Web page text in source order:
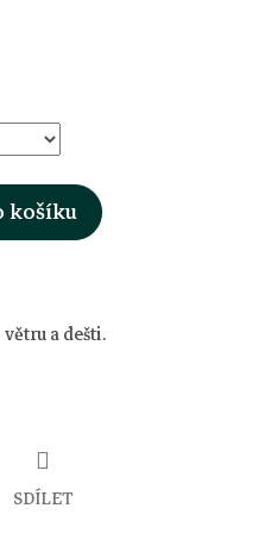
košíku
a dešti.
SDÍLET